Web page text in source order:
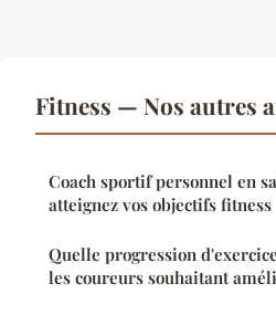
Fitness — Nos autres
Coach sportif personnel en
atteignez vos objectifs fitness
Quelle progression
les coureurs souhaitant